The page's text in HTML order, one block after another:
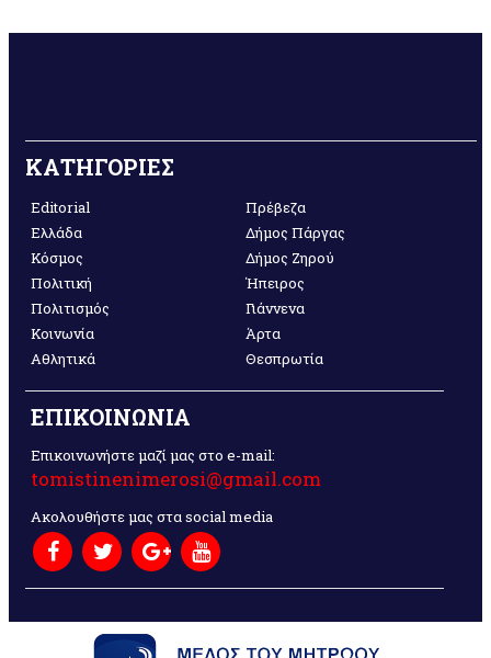
ΚΑΤΗΓΟΡΙΕΣ
Editorial
Ελλάδα
Κόσμος
Πολιτική
Πολιτισμός
Κοινωνία
Αθλητικά
Πρέβεζα
Δήμος Πάργας
Δήμος Ζηρού
Ήπειρος
Γιάννενα
Άρτα
Θεσπρωτία
ΕΠΙΚΟΙΝΩΝΙΑ
Επικοινωνήστε μαζί μας στο e-mail:
tomistinenimerosi@gmail.com
Ακολουθήστε μας στα social media